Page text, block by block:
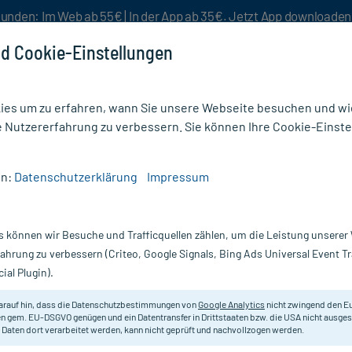
Im Web ab 55€ | In der App ab 35€. Jetzt App downloaden
eine blutende Wunde sowohl gestoppt als auch abgedeckt
überdeckt und somit vor Verschmutzung
Binden in den unterschiedlichsten Längen, Farben
Cookie-Einstellungen
um zu erfahren, wann Sie unsere Webseite besuchen und
Nutzererfahrung zu verbessern. Sie können Ihre Cookie-
Datenschutzerklärung Impressum
können wir Besuche und Trafficquellen zählen, um die Leistung unserer
zu verbessern (Criteo, Google Signals, Bing Ads Universal Event
Plugin).
hin, dass die Datenschutzbestimmungen vonGoogle Analytics nicht zwingend den
gem. EU-DSGVO genügen und ein Datentransfer in Drittstaaten bzw. die USA nicht
Daten dort verarbeitet werden, kann nicht geprüft und nachvollzogen werden.